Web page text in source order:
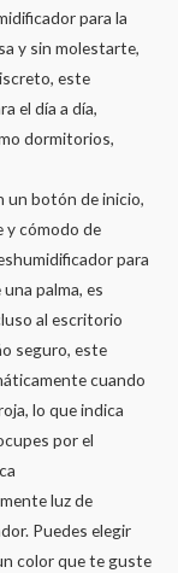
para la
y sin molestarte,
este
el día a día,
dormitorios,
un botón de inicio,
y cómodo de
para
palma, es
al escritorio
seguro, este
cuando
lo que indica
por el
luz de
Puedes elegir
color que te guste